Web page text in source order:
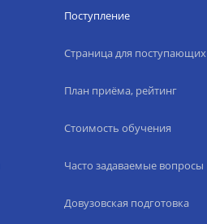
Поступление
Страница для поступающих
План приёма, рейтинг
Стоимость обучения
Часто задаваемые вопросы
Довузовская подготовка